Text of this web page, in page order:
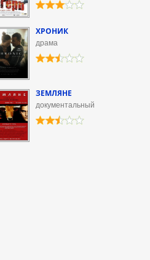
ХРОНИК
драма
ЗЕМЛЯНЕ
документальный